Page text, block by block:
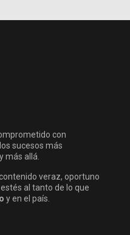
con
sucesos más
más allá.
veraz, oportuno
al tanto de lo que
y en el país.